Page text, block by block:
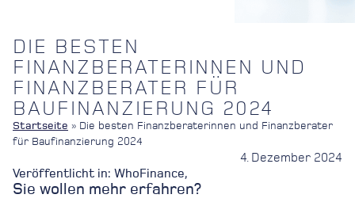
DIE BESTEN
FINANZBERATERINNEN UND
FINANZBERATER FÜR
BAUFINANZIERUNG 2024
Startseite » Die besten Finanzberaterinnen und Finanzberater
für Baufinanzierung 2024
4. Dezember 2024
Veröffentlicht in: WhoFinance,
Sie wollen mehr erfahren?